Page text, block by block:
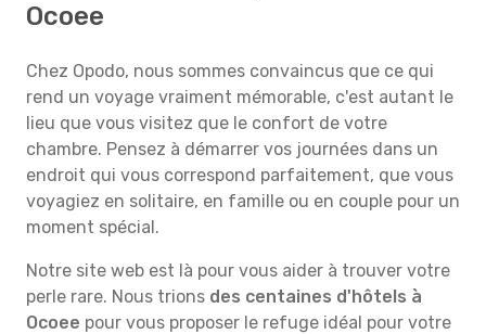
Ocoee
Chez Opodo, nous sommes convaincus que ce qui
rend un voyage vraiment mémorable, c'est autant le
lieu que vous visitez que le confort de votre
chambre. Pensez à démarrer vos journées dans un
endroit qui vous correspond parfaitement, que vous
voyagiez en solitaire, en famille ou en couple pour un
moment spécial.
Notre site web est là pour vous aider à trouver votre
perle rare. Nous trions des centaines d'hôtels à
Ocoee pour vous proposer le refuge idéal pour votre